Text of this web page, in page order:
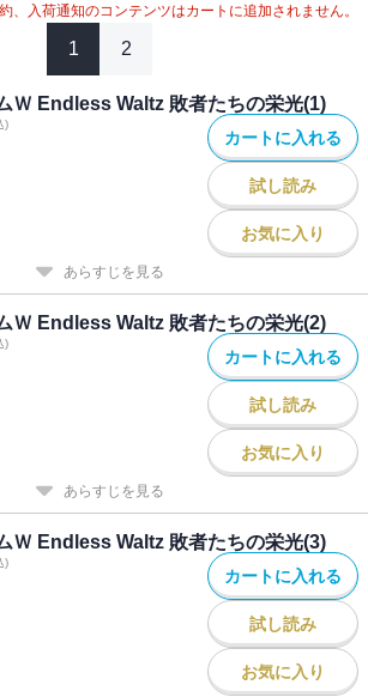
、入荷通知のコンテンツはカートに追加されません。
1 2
Ｗ Endless Waltz 敗者たちの栄光(1)
)
カートに入れる
試し読み
お気に入り
あらすじを見る
Ｗ Endless Waltz 敗者たちの栄光(2)
)
カートに入れる
試し読み
お気に入り
あらすじを見る
Ｗ Endless Waltz 敗者たちの栄光(3)
)
カートに入れる
試し読み
お気に入り